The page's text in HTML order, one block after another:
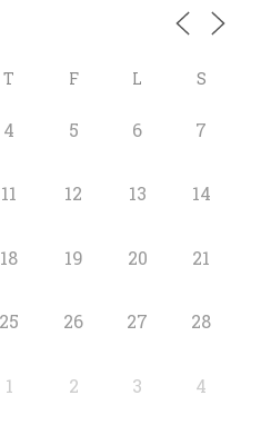
T F L S
4 5 6 7
11 12 13 14
18 19 20 21
25 26 27 28
1 2 3 4